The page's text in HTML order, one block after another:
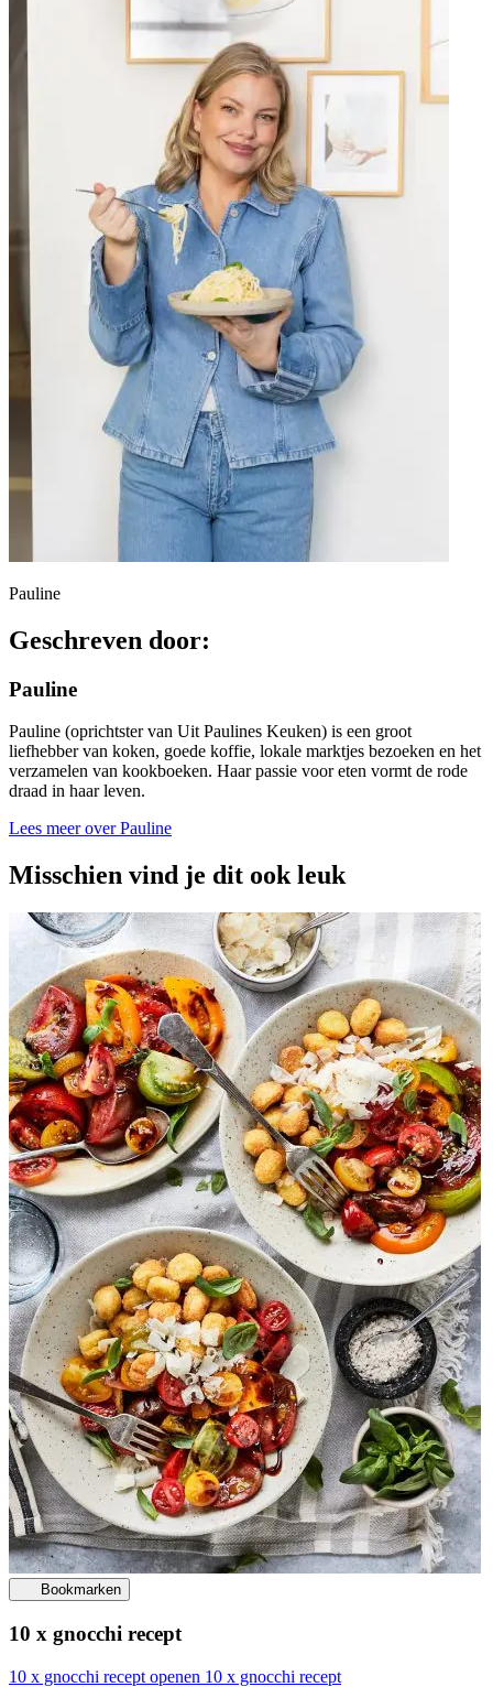
Pauline
Geschreven door:
Pauline
Pauline (oprichtster van Uit Paulines Keuken) is een groot
liefhebber van koken, goede koffie, lokale marktjes bezoeken en het
verzamelen van kookboeken. Haar passie voor eten vormt de rode
draad in haar leven.
Lees meer over Pauline
Misschien vind je dit ook leuk
Bookmarken
10 x gnocchi recept
10 x gnocchi recept openen 10 x gnocchi recept